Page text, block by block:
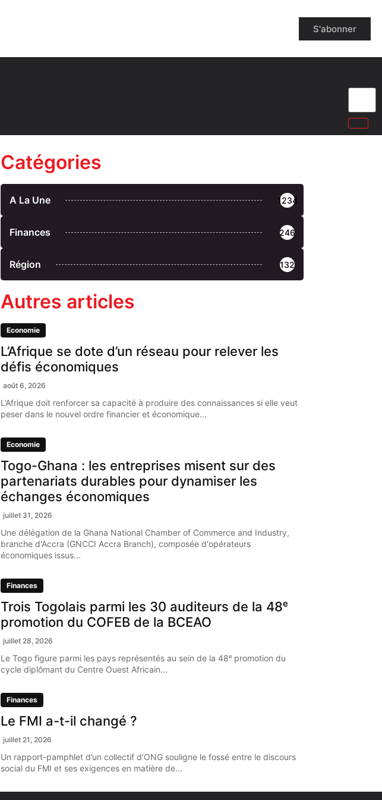
S'abonner
Catégories
A La Une 1234
Finances 246
Région 132
Autres articles
Economie
L’Afrique se dote d’un réseau pour relever les
défis économiques
août 6, 2026
L’Afrique doit renforcer sa capacité à produire des connaissances si elle veut
peser dans le nouvel ordre financier et économique...
Economie
Togo-Ghana : les entreprises misent sur des
partenariats durables pour dynamiser les
échanges économiques
juillet 31, 2026
Une délégation de la Ghana National Chamber of Commerce and Industry,
branche d'Accra (GNCCI Accra Branch), composée d'opérateurs
économiques issus...
Finances
Trois Togolais parmi les 30 auditeurs de la 48ᵉ
promotion du COFEB de la BCEAO
juillet 28, 2026
Le Togo figure parmi les pays représentés au sein de la 48ᵉ promotion du
cycle diplômant du Centre Ouest Africain...
Finances
Le FMI a-t-il changé ?
juillet 21, 2026
Un rapport-pamphlet d’un collectif d’ONG souligne le fossé entre le discours
social du FMI et ses exigences en matière de...